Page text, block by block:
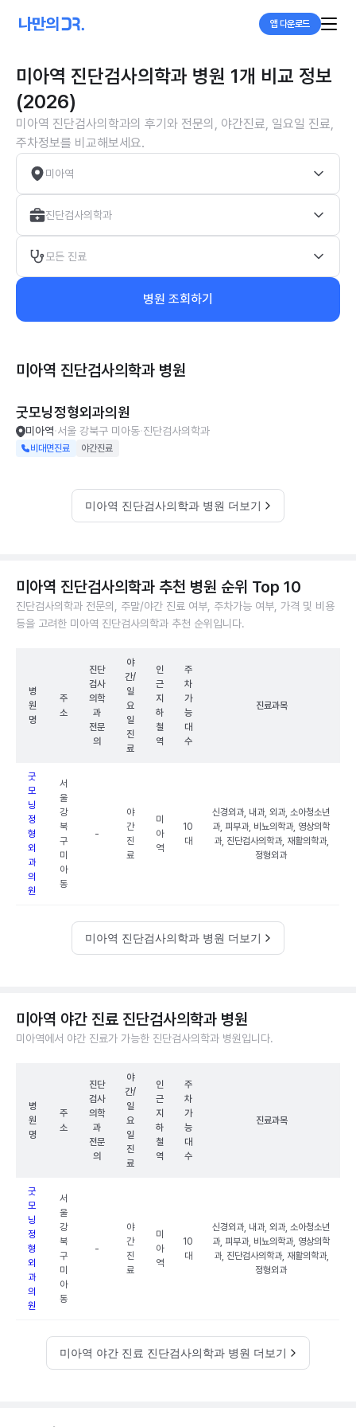
앱 다운로드
미아역 진단검사의학과 병원 1개 비교 정보
(2026)
미아역 진단검사의학과의 후기와 전문의, 야간진료, 일요일 진료,
주차정보를 비교해보세요.
미아역
진단검사의학과
모든 진료
병원 조회하기
미아역 진단검사의학과 병원
굿모닝정형외과의원
미아역 서울 강북구 미아동 진단검사의학과
비대면진료 야간진료
미아역 진단검사의학과 병원 더보기
미아역 진단검사의학과 추천 병원 순위 Top 10
진단검사의학과 전문의, 주말/야간 진료 여부, 주차가능 여부, 가격 및 비용
등을 고려한 미아역 진단검사의학과 추천 순위입니다.
병
원
명
주
소
진단
검사
의학
과
전문
의
야
간/
일
요
일
진
료
인
근
지
하
철
역
주
차
가
능
대
수
진료과목
굿
모
닝
정
형
외
과
의
원
서
울
강
북
구
미
아
동
-
야
간
진
료
미
아
역
10
대
신경외과, 내과, 외과, 소아청소년
과, 피부과, 비뇨의학과, 영상의학
과, 진단검사의학과, 재활의학과,
정형외과
미아역 진단검사의학과 병원 더보기
미아역 야간 진료 진단검사의학과 병원
미아역에서 야간 진료가 가능한 진단검사의학과 병원입니다.
병
원
명
주
소
진단
검사
의학
과
전문
의
야
간/
일
요
일
진
료
인
근
지
하
철
역
주
차
가
능
대
수
진료과목
굿
모
닝
정
형
외
과
의
원
서
울
강
북
구
미
아
동
-
야
간
진
료
미
아
역
10
대
신경외과, 내과, 외과, 소아청소년
과, 피부과, 비뇨의학과, 영상의학
과, 진단검사의학과, 재활의학과,
정형외과
미아역 야간 진료 진단검사의학과 병원 더보기